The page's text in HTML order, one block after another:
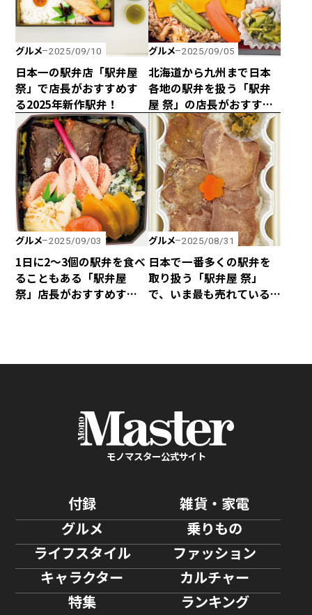
グルメ 2025/09/10
日本一の駅弁店「駅弁屋
祭」で店長がおすすめす
る2025年新作駅弁！
グルメ 2025/09/05
北海道から九州まで日本
各地の駅弁を扱う「駅弁
屋 祭」の店長がおすすめ
する肉系駅弁ベスト4
グルメ 2025/09/03
1日に2～3個の駅弁を食べ
ることもある「駅弁屋
祭」店長がおすすめする
グルメ 2025/08/31
日本で一番多くの駅弁を
取り扱う「駅弁屋 祭」
で、いま最も売れている
モノマスター公式サイト
付録
雑貨・家電
グルメ
乗りもの
ライフスタイル
ファッション
キャラクター
カルチャー
特集
ランキング